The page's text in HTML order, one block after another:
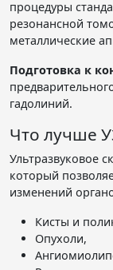
процедуры
резонансной
металлические
Подготовка к
гадолиний.
Что лучше
Ультразвуковое
который
изменений
Кисты и
Опухоли,